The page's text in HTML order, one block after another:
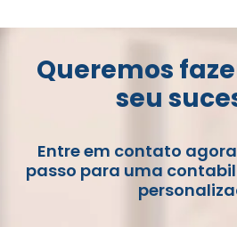
Queremos
seu
Entre em contato
passo para uma